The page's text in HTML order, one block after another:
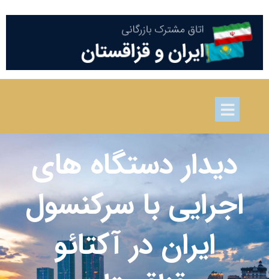
دیدار دستگاه های
اجرایی با سرکنسول
ایران در آکتائو